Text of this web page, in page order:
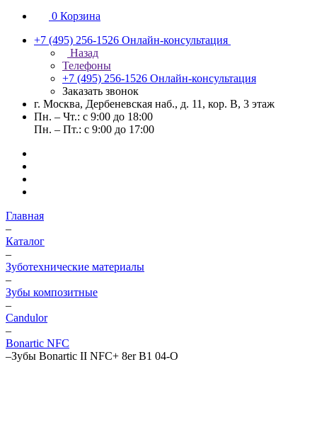
0 Корзина
+7 (495) 256-1526 Онлайн-консультация
Назад
Телефоны
+7 (495) 256-1526 Онлайн-консультация
Заказать звонок
г. Москва, Дербеневская наб., д. 11, кор. В, 3 этаж
Пн. – Чт.: с 9:00 до 18:00
Пн. – Пт.: с 9:00 до 17:00
Главная
–
Каталог
–
Зуботехнические материалы
–
Зубы композитные
–
Candulor
–
Bonartic NFC
–Зубы Bonartic II NFC+ 8er B1 04-O